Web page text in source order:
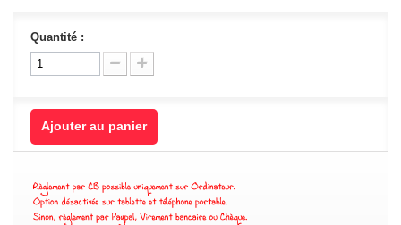
Quantité :
Ajouter au panier